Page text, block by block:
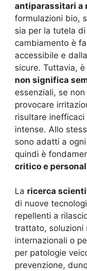
antiparassitari a
formulazioni bio,
sia per la tutela
cambiamento è
accessibile e
sicure. Tuttavia,
non significa
essenziali, se
provocare
risultare
intense. Allo
sono adatti a
quindi è
critico e
La ricerca
di nuove
repellenti a
trattato, soluzioni
internazionali o
per patologie
prevenzione,